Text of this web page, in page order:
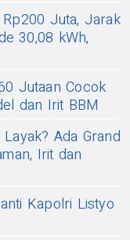
Juta, Jarak
30,08 kWh,
Jutaan Cocok
dan Irit BBM
Ada Grand
Irit dan
Kapolri Listyo